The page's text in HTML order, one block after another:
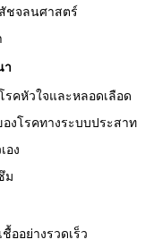
ชจลนศาสตร์
า
รคหัวใจและหลอดเลือด
งโรคทางระบบประสาท
อง
ม
ออย่างรวดเร็ว